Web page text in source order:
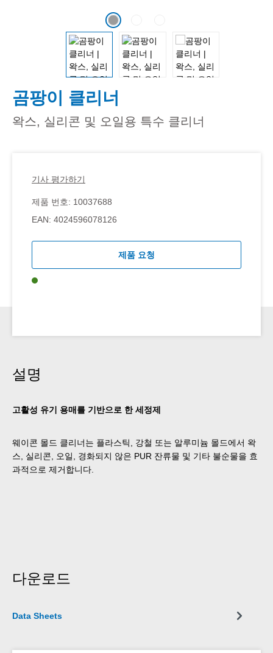
곰팡이 클리너
왁스, 실리콘 및 오일용 특수 클리너
기사 평가하기
제품 번호: 10037688
EAN: 4024596078126
제품 요청
설명
고활성 유기 용매를 기반으로 한 세정제
웨이콘 몰드 클리너는 플라스틱, 강철 또는 알루미늄 몰드에서 왁
스, 실리콘, 오일, 경화되지 않은 PUR 잔류물 및 기타 불순물을 효
과적으로 제거합니다.
다운로드
Data Sheets